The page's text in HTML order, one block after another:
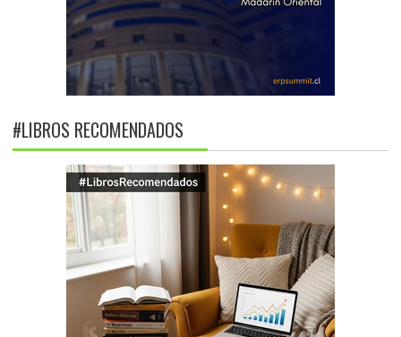
#LIBROS RECOMENDADOS